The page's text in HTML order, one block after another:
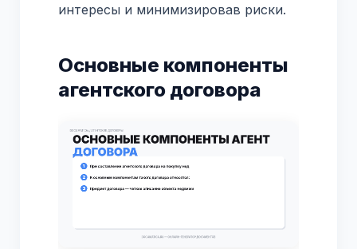
интересы и минимизировав риски.
Основные компоненты
агентского договора